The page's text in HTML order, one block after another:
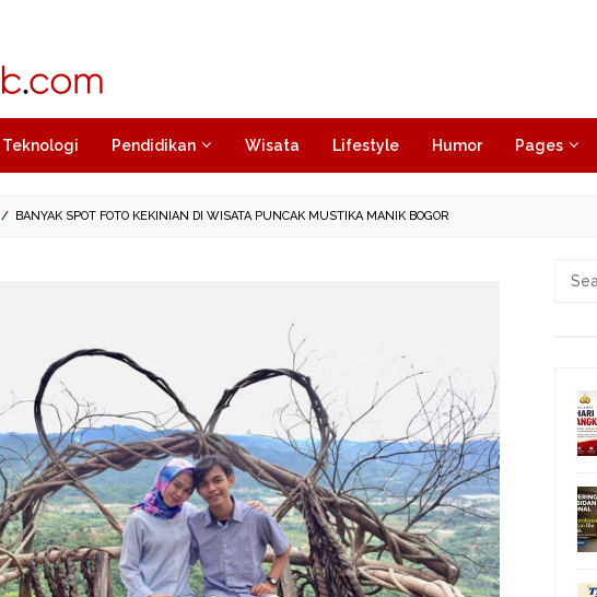
Teknologi Pendidikan Wisata Lifestyle Humor Pages
/ BANYAK SPOT FOTO KEKINIAN DI WISATA PUNCAK MUSTIKA MANIK BOGOR
Search